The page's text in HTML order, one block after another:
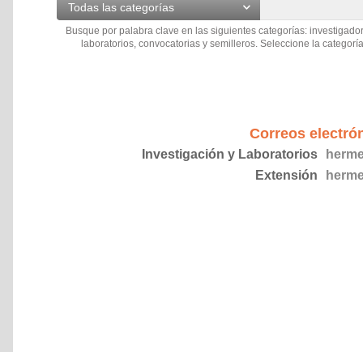
Todas las categorías
Busque por palabra clave en las siguientes categorías:
laboratorios, convocatorias y semilleros. Seleccione la
Correos
Investigación y Laboratorios
Extensión